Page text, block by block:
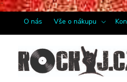
¨
O nás Vše o nákupu